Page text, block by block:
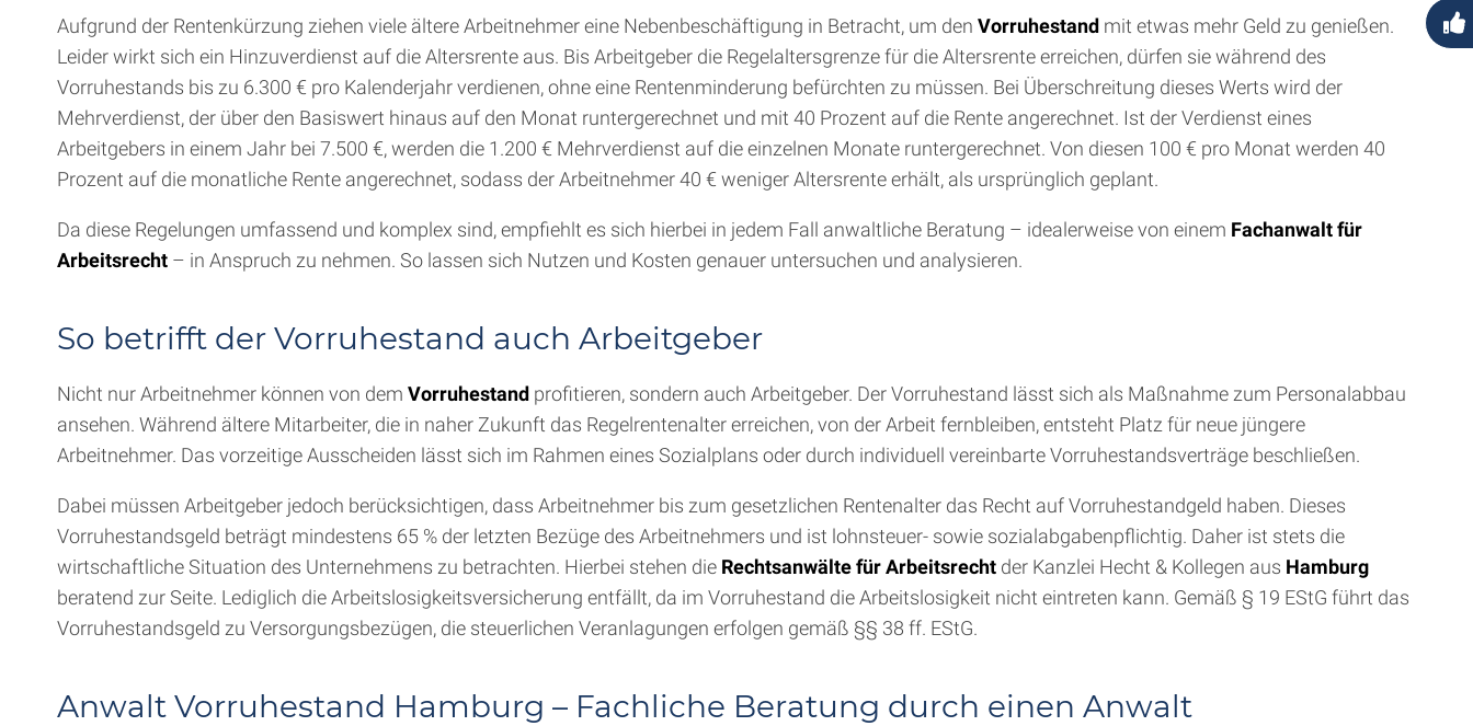
Aufgrund der Rentenkürzung ziehen viele ältere Arbeitnehmer eine Nebenbeschäftigung in Betracht, um den Vorruhestand mit etwas mehr Geld zu genießen.
Leider wirkt sich ein Hinzuverdienst auf die Altersrente aus. Bis Arbeitgeber die Regelaltersgrenze für die Altersrente erreichen, dürfen sie während des
Vorruhestands bis zu 6.300 € pro Kalenderjahr verdienen, ohne eine Rentenminderung befürchten zu müssen. Bei Überschreitung dieses Werts wird der
Mehrverdienst, der über den Basiswert hinaus auf den Monat runtergerechnet und mit 40 Prozent auf die Rente angerechnet. Ist der Verdienst eines
Arbeitgebers in einem Jahr bei 7.500 €, werden die 1.200 € Mehrverdienst auf die einzelnen Monate runtergerechnet. Von diesen 100 € pro Monat werden 40
Prozent auf die monatliche Rente angerechnet, sodass der Arbeitnehmer 40 € weniger Altersrente erhält, als ursprünglich geplant.
Da diese Regelungen umfassend und komplex sind, empfiehlt es sich hierbei in jedem Fall anwaltliche Beratung – idealerweise von einem Fachanwalt für
Arbeitsrecht – in Anspruch zu nehmen. So lassen sich Nutzen und Kosten genauer untersuchen und analysieren.
So betrifft der Vorruhestand auch Arbeitgeber
Nicht nur Arbeitnehmer können von dem Vorruhestand profitieren, sondern auch Arbeitgeber. Der Vorruhestand lässt sich als Maßnahme zum Personalabbau
ansehen. Während ältere Mitarbeiter, die in naher Zukunft das Regelrentenalter erreichen, von der Arbeit fernbleiben, entsteht Platz für neue jüngere
Arbeitnehmer. Das vorzeitige Ausscheiden lässt sich im Rahmen eines Sozialplans oder durch individuell vereinbarte Vorruhestandsverträge beschließen.
Dabei müssen Arbeitgeber jedoch berücksichtigen, dass Arbeitnehmer bis zum gesetzlichen Rentenalter das Recht auf Vorruhestandgeld haben. Dieses
Vorruhestandsgeld beträgt mindestens 65 % der letzten Bezüge des Arbeitnehmers und ist lohnsteuer- sowie sozialabgabenpflichtig. Daher ist stets die
wirtschaftliche Situation des Unternehmens zu betrachten. Hierbei stehen die Rechtsanwälte für Arbeitsrecht der Kanzlei Hecht & Kollegen aus Hamburg
beratend zur Seite. Lediglich die Arbeitslosigkeitsversicherung entfällt, da im Vorruhestand die Arbeitslosigkeit nicht eintreten kann. Gemäß § 19 EStG führt das
Vorruhestandsgeld zu Versorgungsbezügen, die steuerlichen Veranlagungen erfolgen gemäß §§ 38 ff. EStG.
Anwalt Vorruhestand Hamburg – Fachliche Beratung durch einen Anwalt